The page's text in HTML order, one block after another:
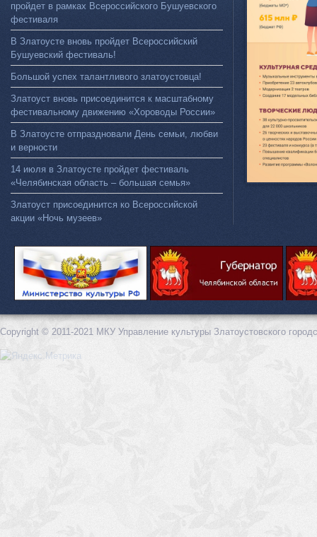
пройдет в рамках Всероссийского Бушуевского
фестиваля
В Златоусте вновь пройдет Всероссийский
Бушуевский фестиваль!
Большой успех талантливого златоустовца!
Златоуст вновь присоединится к масштабному
фестивальному движению «Хороводы России»
В Златоусте отпраздновали День семьи, любви
и верности
14 июля в Златоусте пройдет фестиваль
«Челябинская область – большая семья»
Златоуст присоединится ко Всероссийской
акции «Ночь музеев»
Copyright © 2011-2021 МКУ Управление культуры Златоустовского